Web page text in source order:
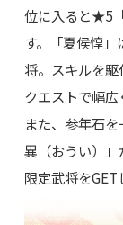
位に入ると★5
す。「夏侯惇
将。スキルを
クエストで幅広
また、参年石
異（おうい）」
限定武将をGET